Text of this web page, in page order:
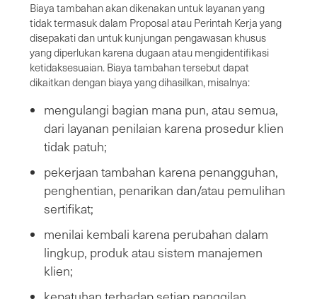
Biaya tambahan akan dikenakan untuk layanan yang
tidak termasuk dalam Proposal atau Perintah Kerja yang
disepakati dan untuk kunjungan pengawasan khusus
yang diperlukan karena dugaan atau mengidentifikasi
ketidaksesuaian. Biaya tambahan tersebut dapat
dikaitkan dengan biaya yang dihasilkan, misalnya:
mengulangi bagian mana pun, atau semua,
dari layanan penilaian karena prosedur klien
tidak patuh;
pekerjaan tambahan karena penangguhan,
penghentian, penarikan dan/atau pemulihan
sertifikat;
menilai kembali karena perubahan dalam
lingkup, produk atau sistem manajemen
klien;